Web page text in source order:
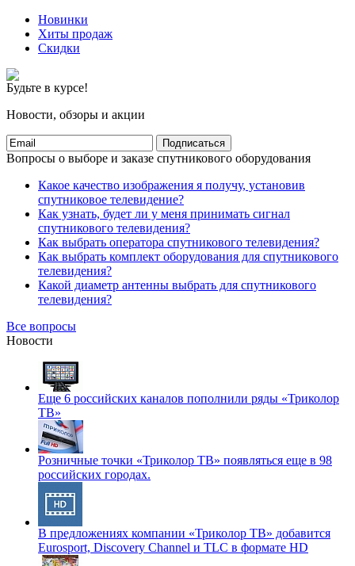
Новинки
Хиты продаж
Скидки
Будьте в курсе!
Новости, обзоры и акции
Подписаться
Вопросы о выборе и заказе спутникового оборудования
Какое качество изображения я получу, установив
спутниковое телевидение?
Как узнать, будет ли у меня принимать сигнал
спутникового телевидения?
Как выбрать оператора спутникового телевидения?
Как выбрать комплект оборудования для спутникового
телевидения?
Какой диаметр антенны выбрать для спутникового
телевидения?
Все вопросы
Новости
Еще 6 российских каналов пополнили ряды «Триколор
ТВ»
Розничные точки «Триколор ТВ» появляться еще в 98
российских городах.
В предложениях компании «Триколор ТВ» добавится
Eurosport, Discovery Channel и TLC в формате HD